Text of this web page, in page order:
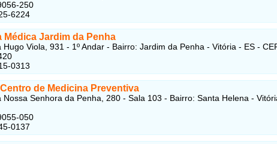
250
6224
Médica Jardim da Penha
Hugo Viola, 931 - 1º Andar - Bairro: Jardim da Penha - Vitória - ES -
0313
de Medicina Preventiva
Nossa Senhora da Penha, 280 - Sala 103 - Bairro: Santa Helena -
050
0137